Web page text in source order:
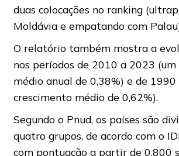
duas colocações no ranking
Moldávia e empatando com
O relatório também mostra a
nos períodos de 2010 a 2023
médio anual de 0,38%) e de
crescimento médio de 0,62%).
Segundo o Pnud, os países são
quatro grupos, de acordo com o
com pontuação a partir de 0,800